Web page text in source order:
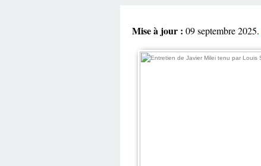
Mise à jour : 09 septembre 2025.